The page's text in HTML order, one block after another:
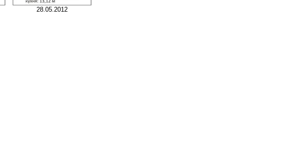
28.05.2012